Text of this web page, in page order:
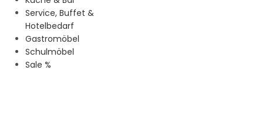
Service, Buffet &
Hotelbedarf
Gastromöbel
Schulmöbel
Sale %